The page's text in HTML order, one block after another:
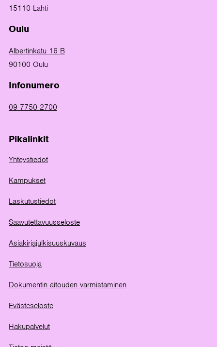
15110 Lahti
Oulu
Albertinkatu 16 B
90100 Oulu
Infonumero
09 7750 2700
Pikalinkit
Yhteystiedot
Kampukset
Laskutustiedot
Saavutettavuusseloste
Asiakirjajulkisuuskuvaus
Tietosuoja
Dokumentin aitouden varmistaminen
Evästeseloste
Hakupalvelut